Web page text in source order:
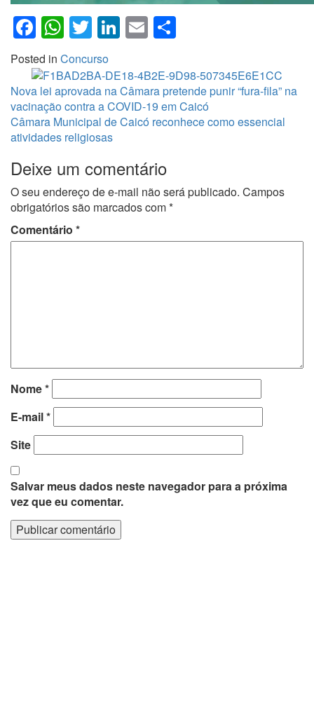
Facebook
WhatsApp
Twitter
LinkedIn
Email
Posted in Concurso
Nova lei aprovada na Câmara pretende punir “fura-fila” na
vacinação contra a COVID-19 em Caicó
Câmara Municipal de Caicó reconhece como essencial
atividades religiosas
Deixe um comentário
O seu endereço de e-mail não será publicado. Campos
obrigatórios são marcados com*
Comentário *
Nome*
E-mail*
Site
Salvar meus dados neste navegador para a próxima
vez que eu comentar.